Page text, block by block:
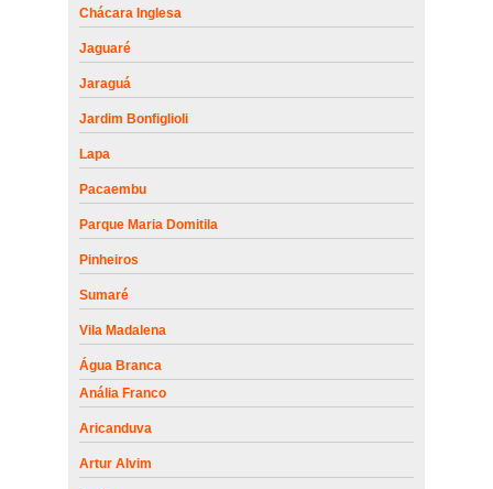
Chácara Inglesa
Jaguaré
Jaraguá
Jardim Bonfiglioli
Lapa
Pacaembu
Parque Maria Domitila
Pinheiros
Sumaré
Vila Madalena
Água Branca
Anália Franco
Aricanduva
Artur Alvim